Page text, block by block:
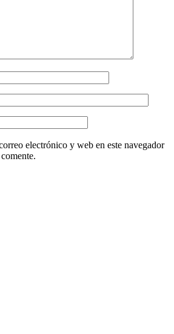
electrónico y web en este navegador